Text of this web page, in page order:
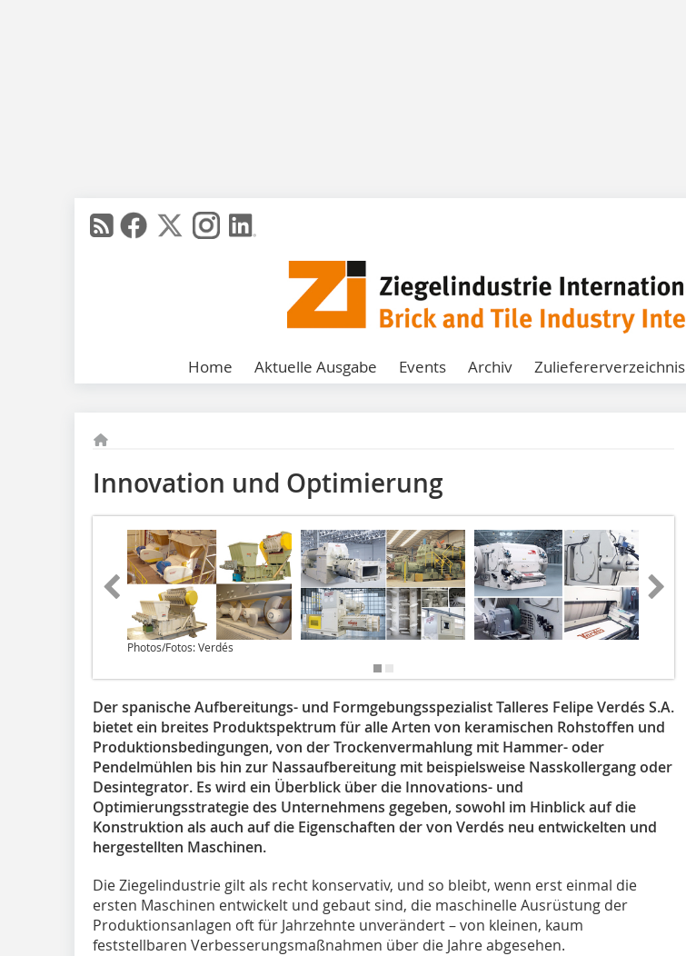
Home Aktuelle Ausgabe Events Archiv Zuliefererverzeichnis
Innovation und Optimierung
Photos/Fotos: Verdés
Der spanische Aufbereitungs- und Formgebungsspezialist Talleres Felipe Verdés S.A.
bietet ein breites Produktspektrum für alle Arten von keramischen Rohstoffen und
Produktionsbedingungen, von der Trockenvermahlung mit Hammer- oder
Pendelmühlen bis hin zur Nassaufbereitung mit beispielsweise Nasskollergang oder
Desintegrator. Es wird ein Überblick über die Innovations- und
Optimierungsstrategie des Unternehmens gegeben, sowohl im Hinblick auf die
Konstruktion als auch auf die Eigenschaften der von Verdés neu entwickelten und
hergestellten Maschinen.
Die Ziegelindustrie gilt als recht konservativ, und so bleibt, wenn erst einmal die
ersten Maschinen entwickelt und gebaut sind, die maschinelle Ausrüstung der
Produktionsanlagen oft für Jahrzehnte unverändert – von kleinen, kaum
feststellbaren Verbesserungsmaßnahmen über die Jahre abgesehen.